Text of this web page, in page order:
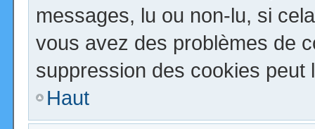
messages, lu ou non-lu, si
vous avez des problèmes de
suppression des cookies peut
Haut